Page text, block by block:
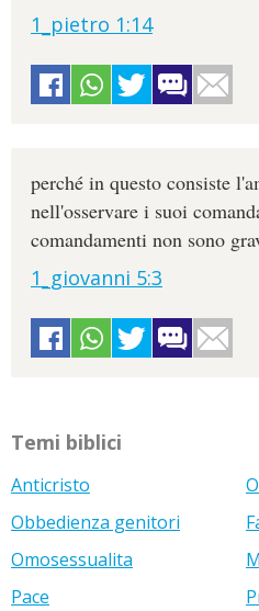
1_pietro 1:14
perché in questo consiste
nell'osservare i suoi
comandamenti non sono
1_giovanni 5:3
Temi biblici
Anticristo
Obbedienza genitori
Omosessualita
Pace